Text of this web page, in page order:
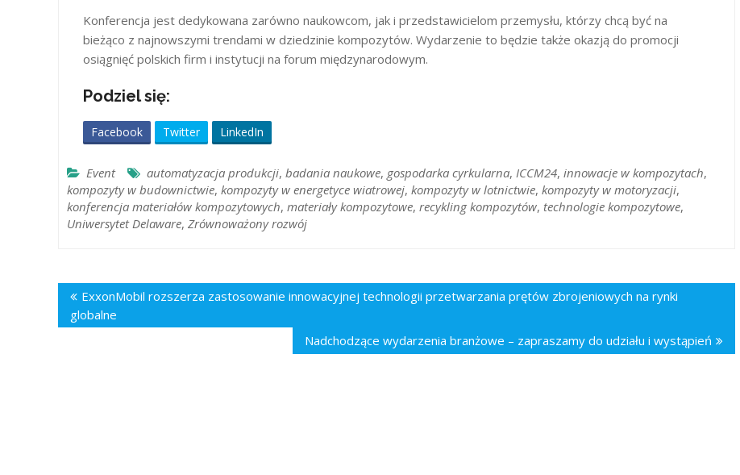
Konferencja jest dedykowana zarówno naukowcom, jak i przedstawicielom przemysłu, którzy chcą być na
bieżąco z najnowszymi trendami w dziedzinie kompozytów. Wydarzenie to będzie także okazją do promocji
osiągnięć polskich firm i instytucji na forum międzynarodowym.
Podziel się:
Facebook Twitter LinkedIn
Event automatyzacja produkcji, badania naukowe, gospodarka cyrkularna, ICCM24, innowacje w kompozytach,
kompozyty w budownictwie, kompozyty w energetyce wiatrowej, kompozyty w lotnictwie, kompozyty w motoryzacji,
konferencja materiałów kompozytowych, materiały kompozytowe, recykling kompozytów, technologie kompozytowe,
Uniwersytet Delaware, Zrównoważony rozwój
Nawigacja
wpisu
ExxonMobil rozszerza zastosowanie innowacyjnej technologii przetwarzania prętów zbrojeniowych na rynki
globalne
Nadchodzące wydarzenia branżowe – zapraszamy do udziału i wystąpień